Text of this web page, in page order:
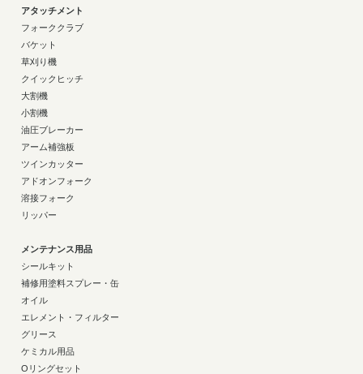
アタッチメント
フォーククラブ
バケット
草刈り機
クイックヒッチ
大割機
小割機
油圧ブレーカー
アーム補強板
ツインカッター
アドオンフォーク
溶接フォーク
リッパー
メンテナンス用品
シールキット
補修用塗料スプレー・缶
オイル
エレメント・フィルター
グリース
ケミカル用品
Oリングセット